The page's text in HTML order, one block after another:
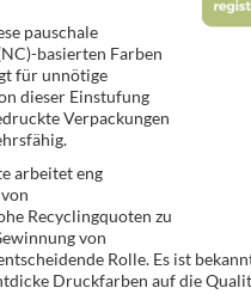
pauschale
basierten Farben
für unnötige
dieser Einstufung
Verpackungen
arbeitet eng
Recyclingquoten zu
von
Rolle. Es ist
Druckfarben auf die